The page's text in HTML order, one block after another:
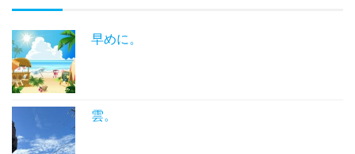
早めに。
雲。